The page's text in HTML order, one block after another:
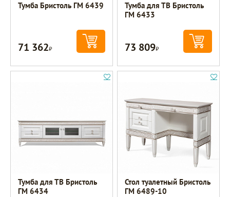
Тумба Бристоль ГМ 6439
71 362Р
Тумба для ТВ Бристоль
ГМ 6433
73 809Р
Тумба для ТВ Бристоль
ГМ 6434
Стол туалетный Бристоль
ГМ 6489-10